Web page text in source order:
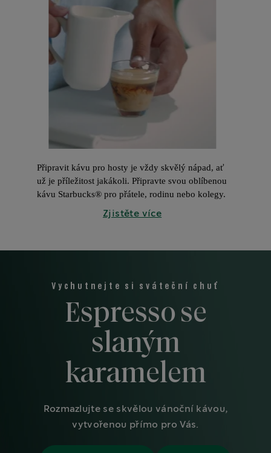
Připravit kávu pro hosty je vždy skvělý nápad, ať
už je příležitost jakákoli. Připravte svou oblíbenou
kávu Starbucks® pro přátele, rodinu nebo kolegy.
Zjistěte více
Vychutnejte si sváteční chuť
Espresso se
slaným
karamelem
Rozmazlujte se skvělou vánoční kávou,
vytvořenou přímo pro Vás.